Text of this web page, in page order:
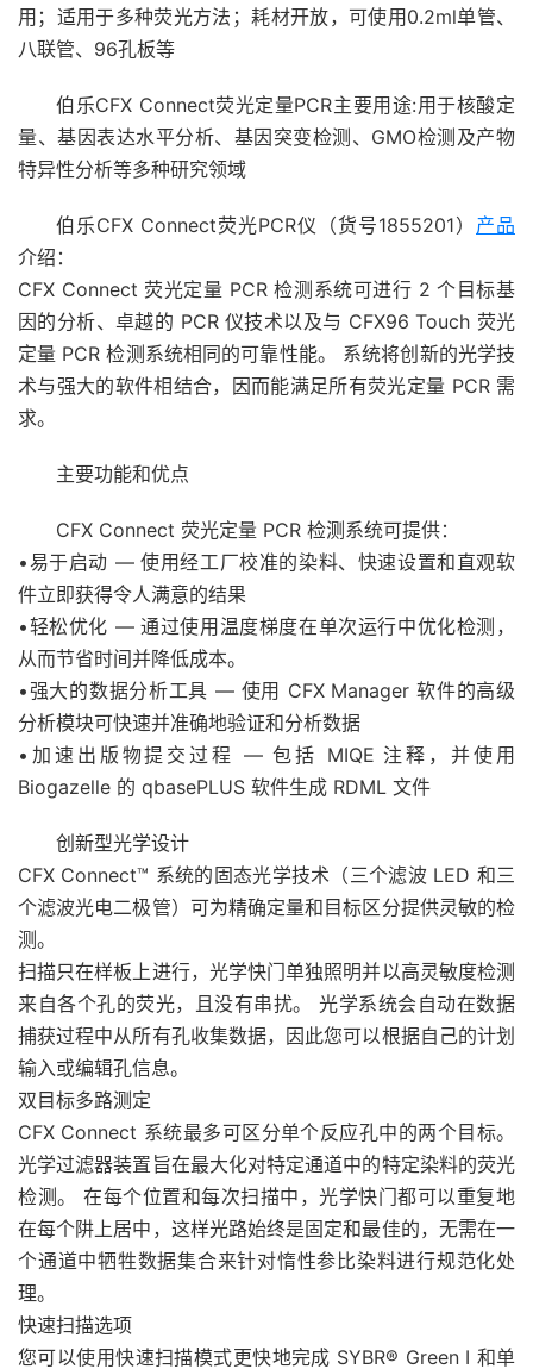
用；适用于多种荧光方法；耗材开放，可使用0.2ml单管、
八联管、96孔板等
伯乐CFX Connect荧光定量PCR主要用途:用于核酸定
量、基因表达水平分析、基因突变检测、GMO检测及产物
特异性分析等多种研究领域
伯乐CFX Connect荧光PCR仪（货号1855201） 产品
介绍：
CFX Connect 荧光定量 PCR 检测系统可进行 2 个目标基
因的分析、卓越的 PCR 仪技术以及与 CFX96 Touch 荧光
定量 PCR 检测系统相同的可靠性能。 系统将创新的光学技
术与强大的软件相结合，因而能满足所有荧光定量 PCR 需
求。
主要功能和优点
CFX Connect 荧光定量 PCR 检测系统可提供：
•易于启动 — 使用经工厂校准的染料、快速设置和直观软
件立即获得令人满意的结果
•轻松优化 — 通过使用温度梯度在单次运行中优化检测，
从而节省时间并降低成本。
•强大的数据分析工具 — 使用 CFX Manager 软件的高级
分析模块可快速并准确地验证和分析数据
•加速出版物提交过程 — 包括 MIQE 注释，并使用
Biogazelle 的 qbasePLUS 软件生成 RDML 文件
创新型光学设计
CFX Connect™ 系统的固态光学技术（三个滤波 LED 和三
个滤波光电二极管）可为精确定量和目标区分提供灵敏的检
测。
扫描只在样板上进行，光学快门单独照明并以高灵敏度检测
来自各个孔的荧光，且没有串扰。 光学系统会自动在数据
捕获过程中从所有孔收集数据，因此您可以根据自己的计划
输入或编辑孔信息。
双目标多路测定
CFX Connect 系统最多可区分单个反应孔中的两个目标。
光学过滤器装置旨在最大化对特定通道中的特定染料的荧光
检测。 在每个位置和每次扫描中，光学快门都可以重复地
在每个阱上居中，这样光路始终是固定和最佳的，无需在一
个通道中牺牲数据集合来针对惰性参比染料进行规范化处
理。
快速扫描选项
您可以使用快速扫描模式更快地完成 SYBR® Green I 和单